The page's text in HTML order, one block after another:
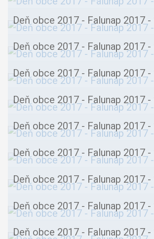
Deň obce 2017 - Falunap 2017 -
Deň obce 2017 - Falunap 2017 -
Deň obce 2017 - Falunap 2017 -
Deň obce 2017 - Falunap 2017 -
Deň obce 2017 - Falunap 2017 -
Deň obce 2017 - Falunap 2017 -
Deň obce 2017 - Falunap 2017 -
Deň obce 2017 - Falunap 2017 -
Deň obce 2017 - Falunap 2017 -